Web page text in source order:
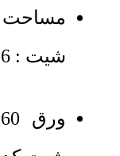
شیت : 3.416 مترمربع